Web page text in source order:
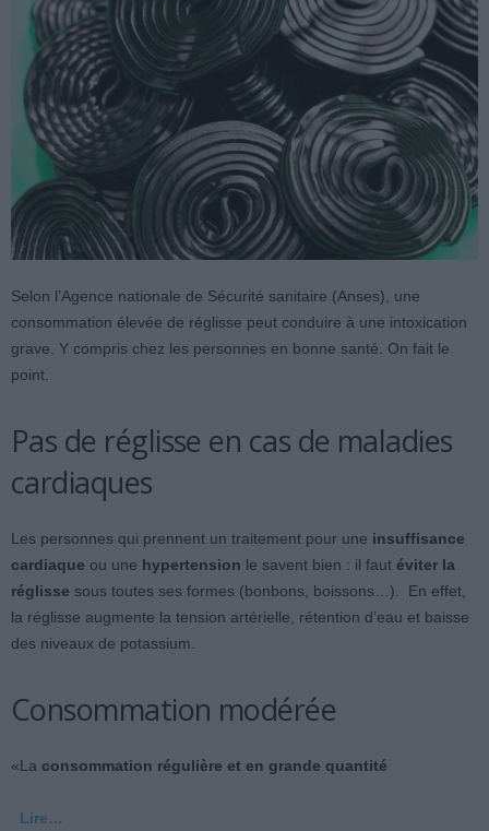
Selon l’Agence nationale de Sécurité sanitaire (Anses), une
consommation élevée de réglisse peut conduire à une intoxication
grave. Y compris chez les personnes en bonne santé. On fait le
point.
Pas de réglisse en cas de maladies
cardiaques
Les personnes qui prennent un traitement pour une insuffisance
cardiaque ou une hypertension le savent bien : il faut éviter la
réglisse sous toutes ses formes (bonbons, boissons…). En effet,
la réglisse augmente la tension artérielle, rétention d’eau et baisse
des niveaux de potassium.
Consommation modérée
«La consommation régulière et en grande quantité
Lire…